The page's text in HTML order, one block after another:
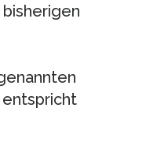
entspricht